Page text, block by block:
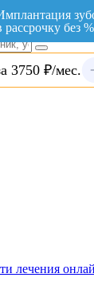
Вход
3750 ₽/мес.
лечения
рассрочку без %